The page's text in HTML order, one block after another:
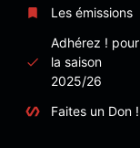
Les émissions
Adhérez ! pour
la saison
2025/26
Faites un Don !